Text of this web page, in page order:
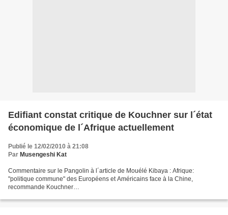
Edifiant constat critique de Kouchner sur l´état
économique de l´Afrique actuellement
Publié le 12/02/2010 à 21:08
Par Musengeshi Kat
Commentaire sur le Pangolin à l´article de Mouélé Kibaya : Afrique:
"politique commune" des Européens et Américains face à la Chine,
recommande Kouchner
peut-on donc dire devant...